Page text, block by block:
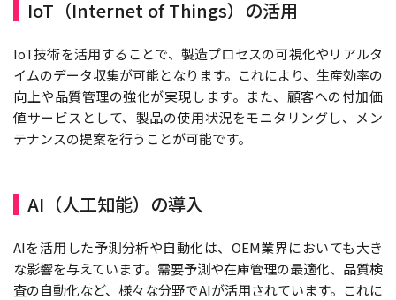
IoT（Internet of Things）の活用
IoT技術を活用することで、製造プロセスの可視化やリアルタ
イムのデータ収集が可能となります。これにより、生産効率の
向上や品質管理の強化が実現します。また、顧客への付加価
値サービスとして、製品の使用状況をモニタリングし、メン
テナンスの提案を行うことが可能です。
AI（人工知能）の導入
AIを活用した予測分析や自動化は、OEM業界においても大き
な影響を与えています。需要予測や在庫管理の最適化、品質検
査の自動化など、様々な分野でAIが活用されています。これに